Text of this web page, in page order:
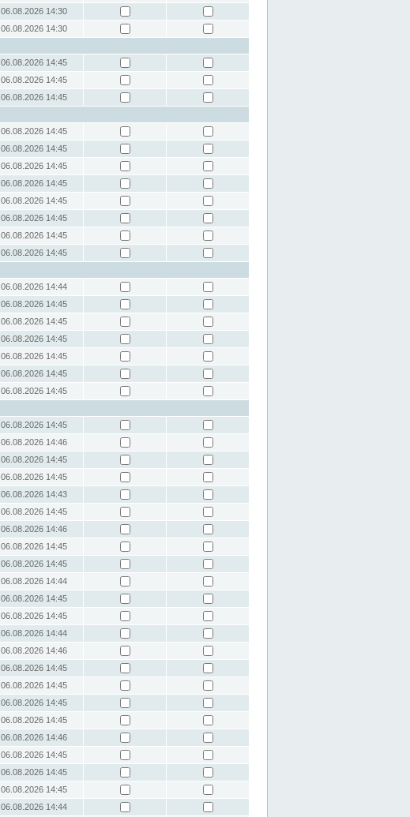
06.08.2026 14:30
06.08.2026 14:30
06.08.2026 14:45
06.08.2026 14:45
06.08.2026 14:45
06.08.2026 14:45
06.08.2026 14:45
06.08.2026 14:45
06.08.2026 14:45
06.08.2026 14:45
06.08.2026 14:45
06.08.2026 14:45
06.08.2026 14:45
06.08.2026 14:44
06.08.2026 14:45
06.08.2026 14:45
06.08.2026 14:45
06.08.2026 14:45
06.08.2026 14:45
06.08.2026 14:45
06.08.2026 14:45
06.08.2026 14:46
06.08.2026 14:45
06.08.2026 14:45
06.08.2026 14:43
06.08.2026 14:45
06.08.2026 14:46
06.08.2026 14:45
06.08.2026 14:45
06.08.2026 14:44
06.08.2026 14:45
06.08.2026 14:45
06.08.2026 14:44
06.08.2026 14:46
06.08.2026 14:45
06.08.2026 14:45
06.08.2026 14:45
06.08.2026 14:45
06.08.2026 14:46
06.08.2026 14:45
06.08.2026 14:45
06.08.2026 14:45
06.08.2026 14:44